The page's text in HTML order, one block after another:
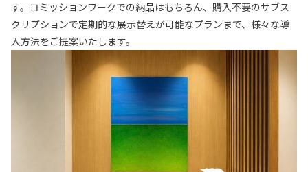
す。コミッションワークでの納品はもちろん、購入不要のサブス
クリプションで定期的な展示替えが可能なプランまで、様々な導
入方法をご提案いたします。